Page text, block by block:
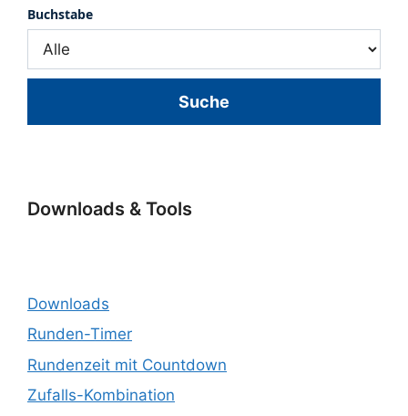
Buchstabe
Suche
Downloads & Tools
Downloads
Runden-Timer
Rundenzeit mit Countdown
Zufalls-Kombination